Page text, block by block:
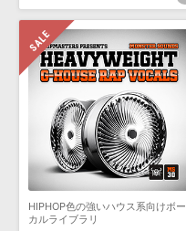
HIPHOP色の強いハウス系向けボー
カルライブラリ